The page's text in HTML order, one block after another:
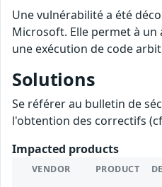
Une vulnérabilité a été
Microsoft. Elle permet à
une exécution de code
Solutions
Se référer au bulletin de
l'obtention des correctifs
Impacted products
VENDOR PRODUCT